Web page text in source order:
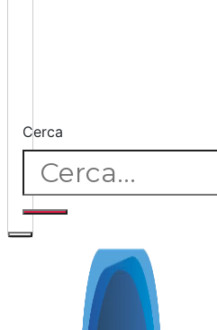
Cerca